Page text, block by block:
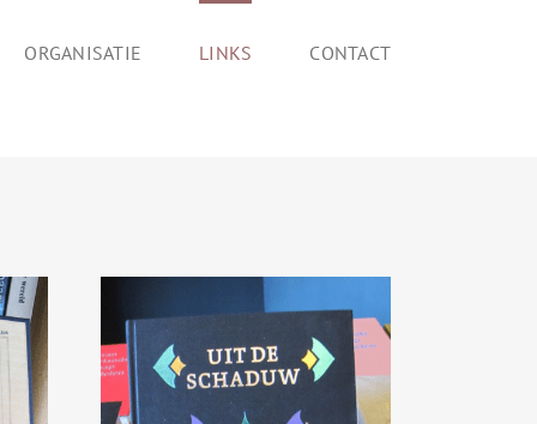
ORGANISATIE LINKS CONTACT